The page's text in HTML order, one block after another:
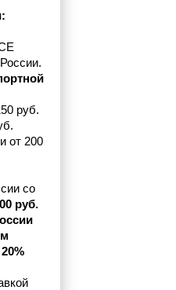
руб.
от 200
со
руб.